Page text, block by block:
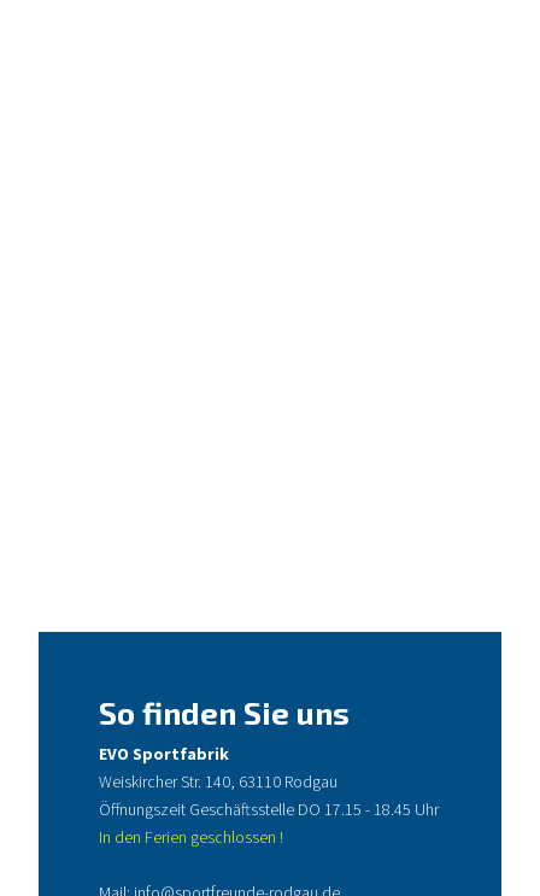
So finden Sie uns
EVO Sportfabrik
Weiskircher Str. 140, 63110 Rodgau
Öffnungszeit Geschäftsstelle DO 17.15 - 18.45 Uhr
In den Ferien geschlossen !